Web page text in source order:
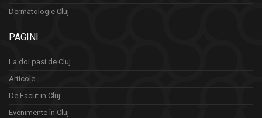
Dermatologie Cluj
PAGINI
La doi pasi de Cluj
Articole
De Facut in Cluj
Evenimente în Cluj